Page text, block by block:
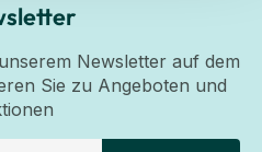
Newsletter auf dem
Sie zu Angeboten und